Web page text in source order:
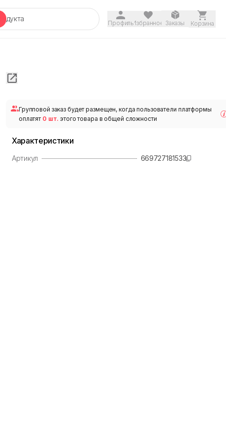
ПрофильИзбранное Заказы Корзина
Групповой заказ будет размещен, когда пользователи платформы
оплатят 0 шт. этого товара в общей сложности
Характеристики
Артикул 669727181533